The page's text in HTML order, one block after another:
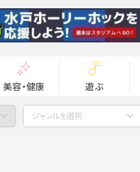
美容・健康 遊ぶ
ジャンルを選択